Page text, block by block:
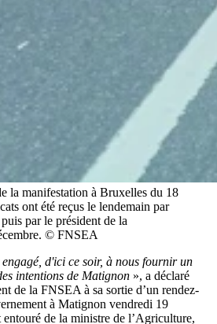
la manifestation à Bruxelles du 18
ont été reçus le lendemain par
par le président de la
© FNSEA
d'ici ce soir, à nous fournir un
intentions de Matignon », a déclaré
de la FNSEA à sa sortie d’un rendez-
à Matignon vendredi 19
de la ministre de l’Agriculture,